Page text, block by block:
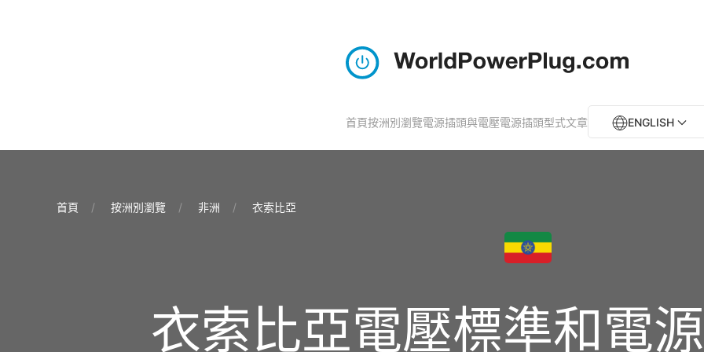
首頁按洲別瀏覽電源插頭與電壓電源插頭型式文章 ENGLISH
首頁 按洲別瀏覽 非洲 衣索比亞
衣索比亞電壓標準和電